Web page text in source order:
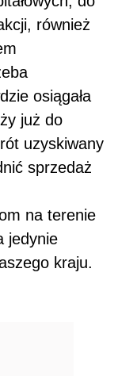
również
osiągała
już do
uzyskiwany
sprzedaż
na terenie
jedynie
kraju.